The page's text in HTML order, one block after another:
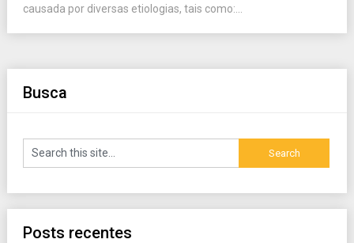
causada por diversas etiologias, tais como:...
Busca
Posts recentes